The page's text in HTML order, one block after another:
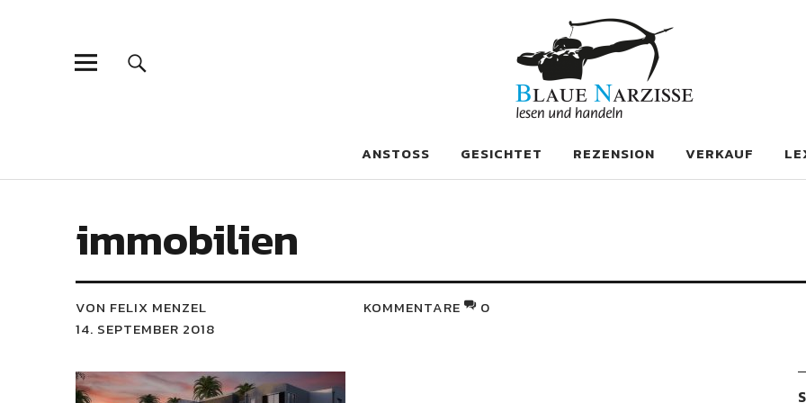
Blaue Narzisse
ANSTOSS GESICHTET REZENSION VERKAUF
immobilien
VON FELIX MENZEL
14. SEPTEMBER 2018
KOMMENTARE 0